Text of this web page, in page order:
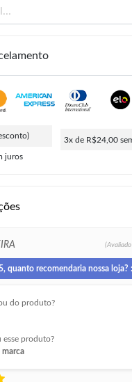
juros
3x de R$24,00
quanto recomendaria nossa loja?
do produto?
esse produto?
marca